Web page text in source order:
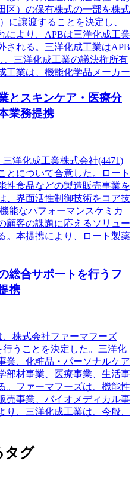
区）の保有株式の一部を株式
に譲渡することを決定し、
により、APBは三洋化成工業
される。三洋化成工業はAPB
、三洋化成工業の議決権所有
工業は、機能化学品メーカー
とスキンケア・医療分
業務提携
洋化成工業株式会社(4471)
とについて合意した。ロート
性食品などの製造販売事業を
、界面活性制御技術をコア技
能なパフォーマンスケミカ
顧客の課題に応えるソリュー
。本提携により、ロート製薬
総合サポートを行うフ
携
、株式会社ファーマフーズ
うことを決定した。三洋化
業、化粧品・パーソナルケア
部材事業、医療事業、生活事
。ファーマフーズは、機能性
売事業、バイオメディカル事
、三洋化成工業は、今般、
タグ